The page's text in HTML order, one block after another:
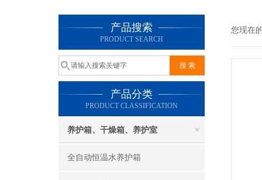
产品搜索
PRODUCT SEARCH
产品分类
PRODUCT CLASSIFICATION
养护箱、干燥箱、养护室
全自动恒温水养护箱
您现在